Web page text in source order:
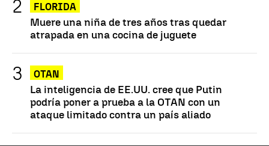
FLORIDA
Muere una niña de tres años tras quedar
atrapada en una cocina de juguete
OTAN
La inteligencia de EE.UU. cree que Putin
podría poner a prueba a la OTAN con un
ataque limitado contra un país aliado